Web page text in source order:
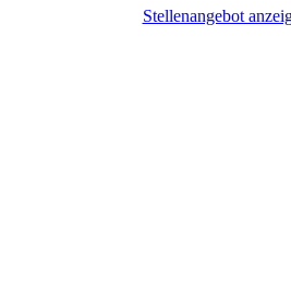
Stellenangebot